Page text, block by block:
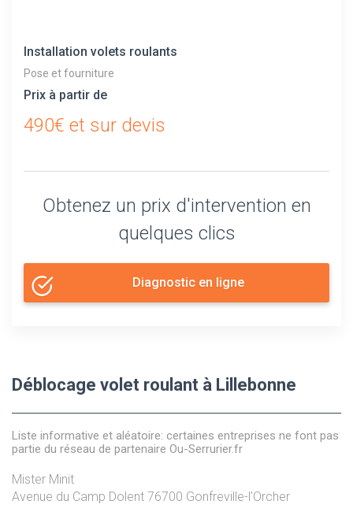
Installation volets roulants
Pose et fourniture
Prix à partir de
490€ et sur devis
Obtenez un prix d'intervention en
quelques clics
Diagnostic en ligne
Déblocage volet roulant à Lillebonne
Liste informative et aléatoire: certaines entreprises ne font pas
partie du réseau de partenaire Ou-Serrurier.fr
Mister Minit
Avenue du Camp Dolent 76700 Gonfreville-l'Orcher